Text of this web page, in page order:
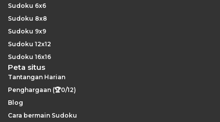
Sudoku 6x6
Sudoku 8x8
Sudoku 9x9
Sudoku 12x12
Sudoku 16x16
Peta situs
Tantangan Harian
Penghargaan (🏆0/12)
Blog
Cara bermain Sudoku